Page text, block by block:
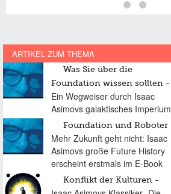
ARTIKEL ZUM THEMA
Was Sie über die
Foundation wissen sollten
Ein Wegweiser durch Isaac
Asimovs galaktisches Imperium
Foundation und Roboter
Mehr Zukunft geht nicht: Isaac
Asimovs große Future History
erscheint erstmals im E-Book
Konflikt der Kulturen